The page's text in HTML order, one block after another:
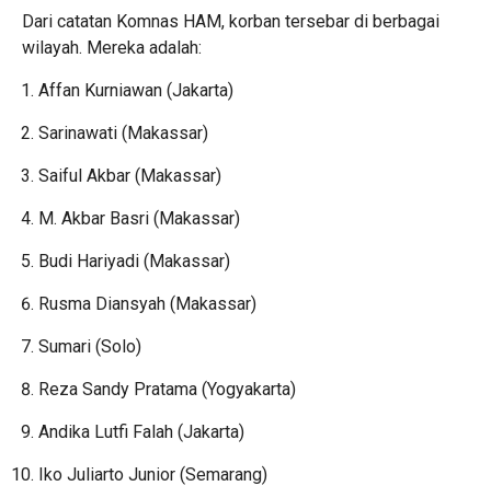
Dari catatan Komnas HAM, korban tersebar di berbagai
wilayah. Mereka adalah:
Affan Kurniawan (Jakarta)
Sarinawati (Makassar)
Saiful Akbar (Makassar)
M. Akbar Basri (Makassar)
Budi Hariyadi (Makassar)
Rusma Diansyah (Makassar)
Sumari (Solo)
Reza Sandy Pratama (Yogyakarta)
Andika Lutfi Falah (Jakarta)
Iko Juliarto Junior (Semarang)